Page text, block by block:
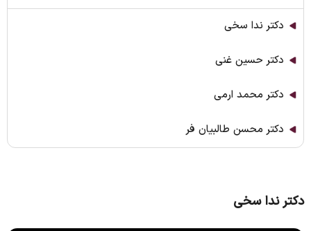
دکتر ندا سخی
دکتر حسین غنی
دکتر محمد ارمی
دکتر محسن طالبیان فر
دکتر ندا سخی